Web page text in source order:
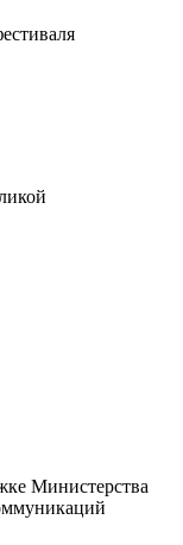
Министерства